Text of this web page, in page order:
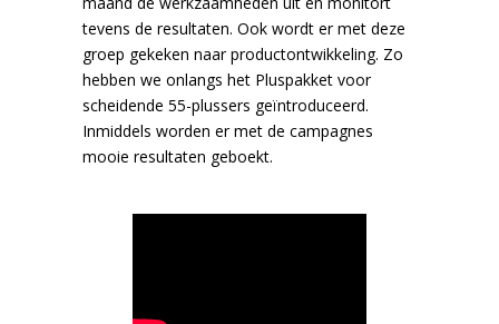
tevens de resultaten. Ook wordt er met deze
groep gekeken naar productontwikkeling. Zo
hebben we onlangs het Pluspakket voor
scheidende 55-plussers geïntroduceerd.
Inmiddels worden er met de campagnes
mooie resultaten geboekt.